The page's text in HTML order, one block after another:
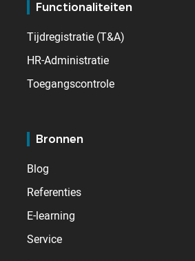
Functionaliteiten
Tijdregistratie (T&A)
HR-Administratie
Toegangscontrole
Bronnen
Blog
Referenties
E-learning
Service